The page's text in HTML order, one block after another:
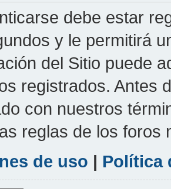
debe estar
y le permitirá
del Sitio puede
registrados. Antes
con nuestros
reglas de los foros
de uso | Política